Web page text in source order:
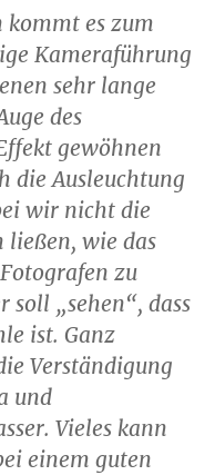
kommt es zum
Kameraführung
sehr lange
des
gewöhnen
die Ausleuchtung
wir nicht die
ließen, wie das
zu
soll „sehen“, dass
ist. Ganz
Verständigung
und
Vieles kann
einem guten